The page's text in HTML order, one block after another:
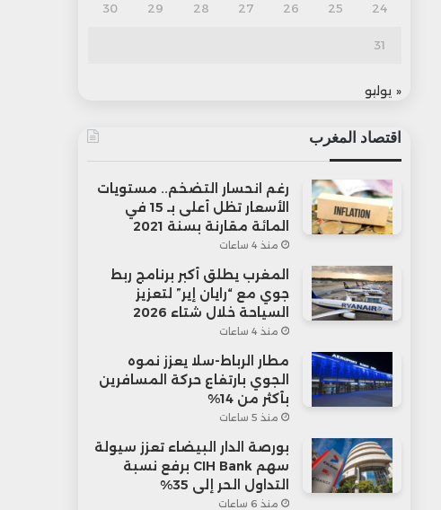
24
25
26
27
28
29
30
31
« يوليو
اقتصاد المغرب
رغم انحسار التضخم.. مستويات
الأسعار تظل أعلى بـ 15 في
المائة مقارنة بسنة 2021
منذ 4 ساعات
المغرب يطلق أكبر برنامج ربط
جوي مع “رايان إير” لتعزيز
السياحة خلال شتاء 2026
منذ 4 ساعات
مطار الرباط-سلا يعزز نموه
الجوي بارتفاع حركة المسافرين
بأكثر من 14%
منذ 5 ساعات
بورصة الدار البيضاء تعزز سيولة
سهم CIH Bank برفع نسبة
التداول الحر إلى 35%
منذ 6 ساعات